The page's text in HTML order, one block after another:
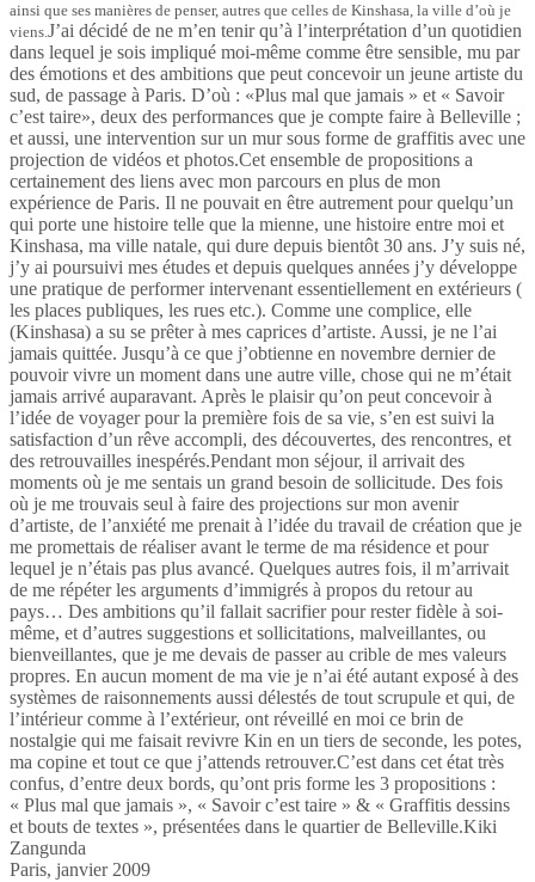
ainsi que ses manières de penser, autres que celles de Kinshasa, la ville d’où je
viens.J’ai décidé de ne m’en tenir qu’à l’interprétation d’un quotidien
dans lequel je sois impliqué moi-même comme être sensible, mu par
des émotions et des ambitions que peut concevoir un jeune artiste du
sud, de passage à Paris. D’où : «Plus mal que jamais » et « Savoir
c’est taire», deux des performances que je compte faire à Belleville ;
et aussi, une intervention sur un mur sous forme de graffitis avec une
projection de vidéos et photos.Cet ensemble de propositions a
certainement des liens avec mon parcours en plus de mon
expérience de Paris. Il ne pouvait en être autrement pour quelqu’un
qui porte une histoire telle que la mienne, une histoire entre moi et
Kinshasa, ma ville natale, qui dure depuis bientôt 30 ans. J’y suis né,
j’y ai poursuivi mes études et depuis quelques années j’y développe
une pratique de performer intervenant essentiellement en extérieurs (
les places publiques, les rues etc.). Comme une complice, elle
(Kinshasa) a su se prêter à mes caprices d’artiste. Aussi, je ne l’ai
jamais quittée. Jusqu’à ce que j’obtienne en novembre dernier de
pouvoir vivre un moment dans une autre ville, chose qui ne m’était
jamais arrivé auparavant. Après le plaisir qu’on peut concevoir à
l’idée de voyager pour la première fois de sa vie, s’en est suivi la
satisfaction d’un rêve accompli, des découvertes, des rencontres, et
des retrouvailles inespérés.Pendant mon séjour, il arrivait des
moments où je me sentais un grand besoin de sollicitude. Des fois
où je me trouvais seul à faire des projections sur mon avenir
d’artiste, de l’anxiété me prenait à l’idée du travail de création que je
me promettais de réaliser avant le terme de ma résidence et pour
lequel je n’étais pas plus avancé. Quelques autres fois, il m’arrivait
de me répéter les arguments d’immigrés à propos du retour au
pays… Des ambitions qu’il fallait sacrifier pour rester fidèle à soi-
même, et d’autres suggestions et sollicitations, malveillantes, ou
bienveillantes, que je me devais de passer au crible de mes valeurs
propres. En aucun moment de ma vie je n’ai été autant exposé à des
systèmes de raisonnements aussi délestés de tout scrupule et qui, de
l’intérieur comme à l’extérieur, ont réveillé en moi ce brin de
nostalgie qui me faisait revivre Kin en un tiers de seconde, les potes,
ma copine et tout ce que j’attends retrouver.C’est dans cet état très
confus, d’entre deux bords, qu’ont pris forme les 3 propositions :
« Plus mal que jamais », « Savoir c’est taire » & « Graffitis dessins
et bouts de textes », présentées dans le quartier de Belleville.Kiki
Zangunda
Paris, janvier 2009